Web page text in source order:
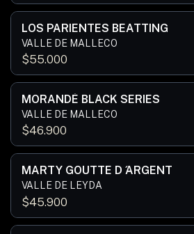
LOS PARIENTES BEATTING
VALLE DE MALLECO
$55.000
MORANDÉ BLACK SERIES
VALLE DE MALLECO
$46.900
MARTY GOUTTE D ́ARGENT
VALLE DE LEYDA
$45.900